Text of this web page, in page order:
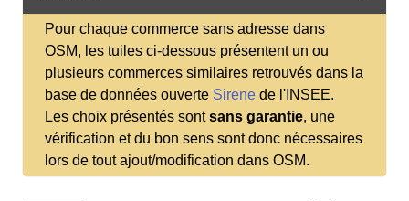
Pour chaque commerce sans adresse dans
OSM, les tuiles ci-dessous présentent un ou
plusieurs commerces similaires retrouvés dans la
base de données ouverte Sirene de l'INSEE.
Les choix présentés sontsans garantie, une
vérification et du bon sens sont donc nécessaires
lors de tout ajout/modification dans OSM.